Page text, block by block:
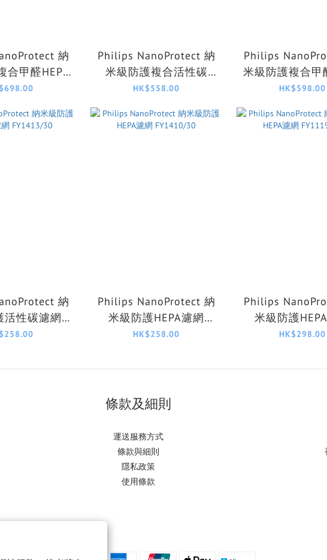
納
合甲醛HEPA
00
Philips NanoProtect 納
米級防護複合活性碳
HEPA濾網 FY3430/30
HK$558.00
Philips
米級防護複合甲
濾網HK$598.00
納
活性碳濾網
30
Philips NanoProtect 納
米級防護HEPA濾網
FY1410/30
HK$258.00
Philips
米級防護
FY1119/30
HK$298.00
條款及細則
運送服務方式
條款與細則
隱私政策
使用條款